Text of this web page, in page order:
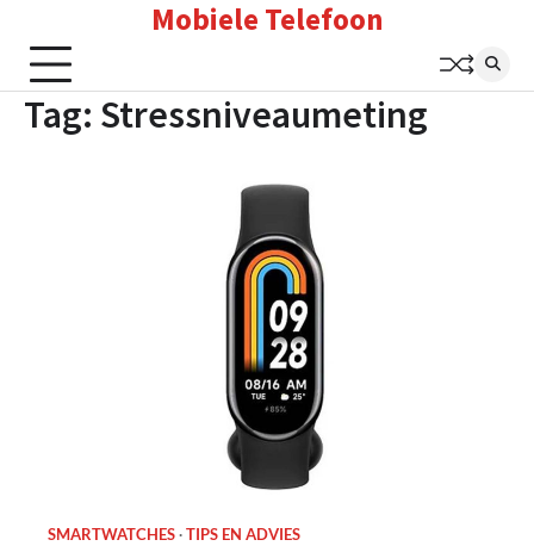
content
Mobiele Telefoon
Tag: Stressniveaumeting
SMARTWATCHES TIPS EN ADVIES